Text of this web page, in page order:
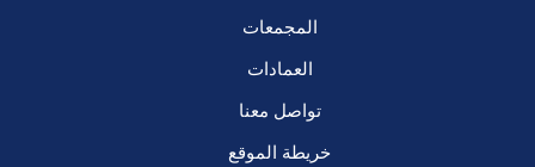
المجمعات
العمادات
تواصل معنا
خريطة الموقع